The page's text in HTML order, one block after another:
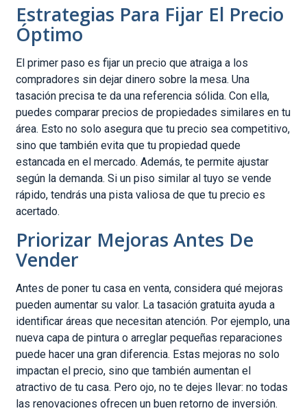
Estrategias Para Fijar El Precio
Óptimo
El primer paso es fijar un precio que atraiga a los
compradores sin dejar dinero sobre la mesa. Una
tasación precisa te da una referencia sólida. Con ella,
puedes comparar precios de propiedades similares en tu
área. Esto no solo asegura que tu precio sea competitivo,
sino que también evita que tu propiedad quede
estancada en el mercado. Además, te permite ajustar
según la demanda. Si un piso similar al tuyo se vende
rápido, tendrás una pista valiosa de que tu precio es
acertado.
Priorizar Mejoras Antes De
Vender
Antes de poner tu casa en venta, considera qué mejoras
pueden aumentar su valor. La tasación gratuita ayuda a
identificar áreas que necesitan atención. Por ejemplo, una
nueva capa de pintura o arreglar pequeñas reparaciones
puede hacer una gran diferencia. Estas mejoras no solo
impactan el precio, sino que también aumentan el
atractivo de tu casa. Pero ojo, no te dejes llevar: no todas
las renovaciones ofrecen un buen retorno de inversión.